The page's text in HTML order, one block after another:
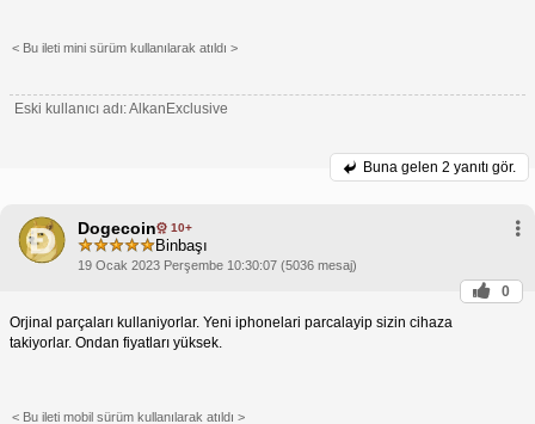
< Bu ileti mini sürüm kullanılarak atıldı >
Eski kullanıcı adı: AlkanExclusive
Buna gelen 2 yanıtı gör.
Dogecoin 10+
Binbaşı
19 Ocak 2023 Perşembe 10:30:07 (5036 mesaj)
0
Orjinal parçaları kullaniyorlar. Yeni iphonelari parcalayip sizin cihaza
takiyorlar. Ondan fiyatları yüksek.
< Bu ileti mobil sürüm kullanılarak atıldı >